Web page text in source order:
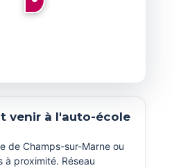
venir à l'auto-école
de Champs-sur-Marne ou
à proximité. Réseau